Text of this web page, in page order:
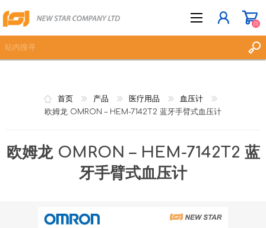
立即登记
(0)
首页 产品 医疗用品
血压计
欧姆龙 OMRON – HEM-7142T2 蓝牙手臂式血压计
欧姆龙 OMRON – HEM-7142T2 蓝
牙手臂式血压计